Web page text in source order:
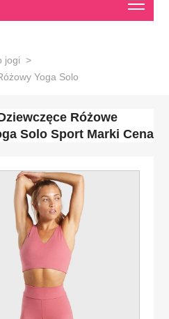
jogi >
Yoga Solo
Różowe
Solo Sport Marki Cena